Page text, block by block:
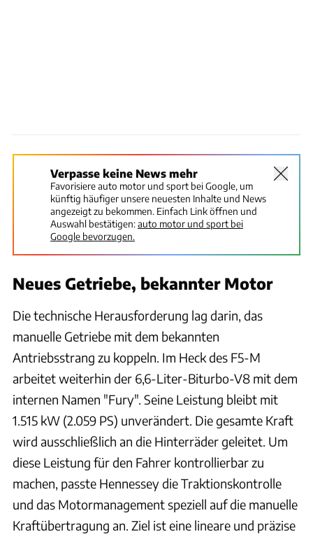
Verpasse keine News mehr
Favorisiere auto motor und sport bei Google, um
künftig häufiger unsere neuesten Inhalte und News
angezeigt zu bekommen. Einfach Link öffnen und
Auswahl bestätigen:auto motor und sport bei
Google bevorzugen.
Neues Getriebe, bekannter Motor
Die technische Herausforderung lag darin, das
manuelle Getriebe mit dem bekannten
Antriebsstrang zu koppeln. Im Heck des F5-M
arbeitet weiterhin der 6,6-Liter-Biturbo-V8 mit dem
internen Namen "Fury". Seine Leistung bleibt mit
1.515 kW (2.059 PS) unverändert. Die gesamte Kraft
wird ausschließlich an die Hinterräder geleitet. Um
diese Leistung für den Fahrer kontrollierbar zu
machen, passte Hennessey die Traktionskontrolle
und das Motormanagement speziell auf die manuelle
Kraftübertragung an. Ziel ist eine lineare und präzise